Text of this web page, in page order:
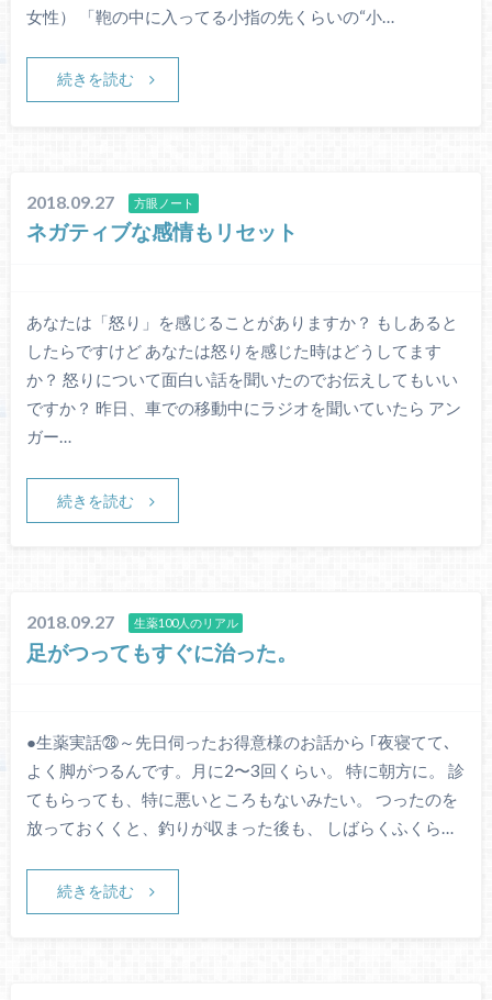
女性） 「鞄の中に入ってる小指の先くらいの“小…
続きを読む
2018.09.27 方眼ノート
ネガティブな感情もリセット
あなたは「怒り」を感じることがありますか？ もしあると
したらですけど あなたは怒りを感じた時はどうしてます
か？ 怒りについて面白い話を聞いたのでお伝えしてもいい
ですか？ 昨日、車での移動中にラジオを聞いていたら アン
ガー…
続きを読む
2018.09.27 生薬100人のリアル
足がつってもすぐに治った。
●生薬実話㉘～先日伺ったお得意様のお話から ｢夜寝てて､
よく脚がつるんです。月に2〜3回くらい。 特に朝方に。 診
てもらっても、特に悪いところもないみたい。 つったのを
放っておくくと、釣りが収まった後も、 しばらくふくら…
続きを読む